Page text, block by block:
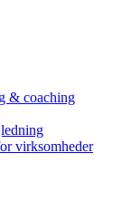
& coaching
virksomheder